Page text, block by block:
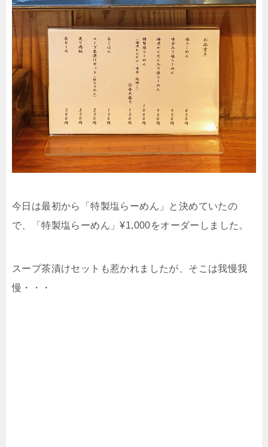
今日は最初から「特製塩らーめん」と決めていたの
で、「特製塩らーめん」¥1,000をオーダーしました。
スープ茶漬けセットも惹かれましたが、そこは我慢我
慢・・・